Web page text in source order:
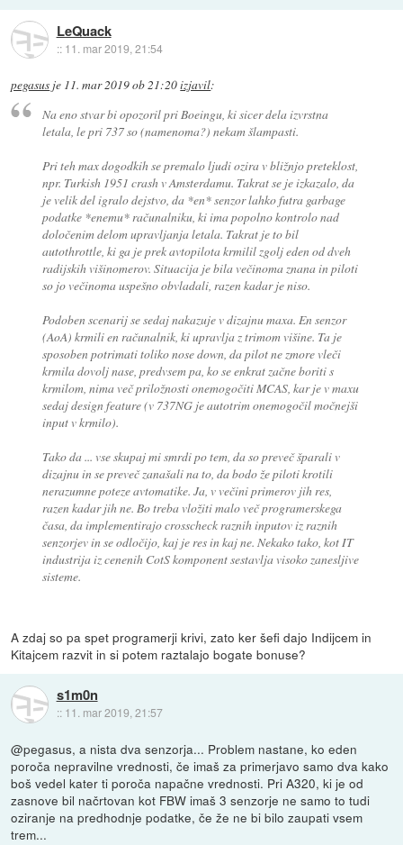
LeQuack
:: 11. mar 2019, 21:54
pegasus je 11. mar 2019 ob 21:20izjavil:
Na eno stvar bi opozoril pri Boeingu, ki sicer dela izvrstna
letala, le pri 737 so (namenoma?) nekam šlampasti.
Pri teh max dogodkih se premalo ljudi ozira v bližnjo preteklost,
npr. Turkish 1951 crash v Amsterdamu. Takrat se je izkazalo, da
je velik del igralo dejstvo, da *en* senzor lahko futra garbage
podatke *enemu* računalniku, ki ima popolno kontrolo nad
določenim delom upravljanja letala. Takrat je to bil
autothrottle, ki ga je prek avtopilota krmilil zgolj eden od dveh
radijskih višinomerov. Situacija je bila večinoma znana in piloti
so jo večinoma uspešno obvladali, razen kadar je niso.
Podoben scenarij se sedaj nakazuje v dizajnu maxa. En senzor
(AoA) krmili en računalnik, ki upravlja z trimom višine. Ta je
sposoben potrimati toliko nose down, da pilot ne zmore vleči
krmila dovolj nase, predvsem pa, ko se enkrat začne boriti s
krmilom, nima več priložnosti onemogočiti MCAS, kar je v maxu
sedaj design feature (v 737NG je autotrim onemogočil močnejši
input v krmilo).
Tako da ... vse skupaj mi smrdi po tem, da so preveč šparali v
dizajnu in se preveč zanašali na to, da bodo že piloti krotili
nerazumne poteze avtomatike. Ja, v večini primerov jih res,
razen kadar jih ne. Bo treba vložiti malo več programerskega
časa, da implementirajo crosscheck raznih inputov iz raznih
senzorjev in se odločijo, kaj je res in kaj ne. Nekako tako, kot IT
industrija iz cenenih CotS komponent sestavlja visoko zanesljive
sisteme.
A zdaj so pa spet programerji krivi, zato ker šefi dajo Indijcem in
Kitajcem razvit in si potem raztalajo bogate bonuse?
s1m0n
:: 11. mar 2019, 21:57
@pegasus, a nista dva senzorja... Problem nastane, ko eden
poroča nepravilne vrednosti, če imaš za primerjavo samo dva kako
boš vedel kater ti poroča napačne vrednosti. Pri A320, ki je od
zasnove bil načrtovan kot FBW imaš 3 senzorje ne samo to tudi
oziranje na predhodnje podatke, če že ne bi bilo zaupati vsem
trem...